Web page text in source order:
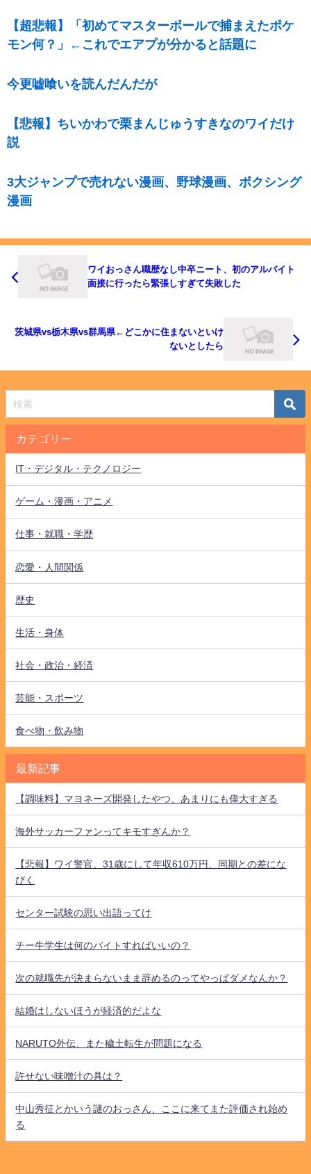
【超悲報】「初めてマスターボールで捕まえたポケ
モン何？」←これでエアプが分かると話題に
今更嘘喰いを読んだんだが
【悲報】ちいかわで栗まんじゅうすきなのワイだけ
説
3大ジャンプで売れない漫画、野球漫画、ボクシング
漫画
ワイおっさん職歴なし中卒ニート、初のアルバイト
面接に行ったら緊張しすぎて失敗した
茨城県vs栃木県vs群馬県←どこかに住まないといけ
ないとしたら
カテゴリー
IT・デジタル・テクノロジー
ゲーム・漫画・アニメ
仕事・就職・学歴
恋愛・人間関係
歴史
生活・身体
社会・政治・経済
芸能・スポーツ
食べ物・飲み物
最新記事
【調味料】マヨネーズ開発したやつ、あまりにも偉大すぎる
海外サッカーファンってキモすぎんか？
【悲報】ワイ警官、31歳にして年収610万円、同期との差にな
びく
センター試験の思い出語ってけ
チー牛学生は何のバイトすればいいの？
次の就職先が決まらないまま辞めるのってやっぱダメなんか？
結婚はしないほうが経済的だよな
NARUTO外伝、また穢土転生が問題になる
許せない味噌汁の具は？
中山秀征とかいう謎のおっさん、ここに来てまた評価され始め
る